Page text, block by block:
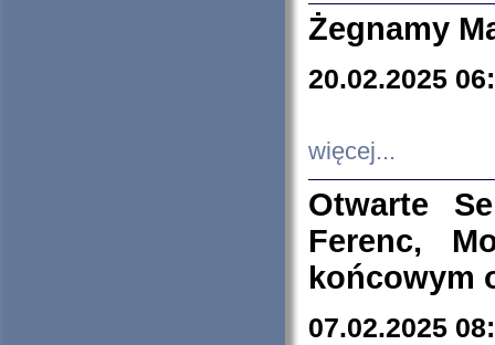
Żegnamy
20.02.2025
więcej...
Otwarte
Ferenc,
końcowym
07.02.2025